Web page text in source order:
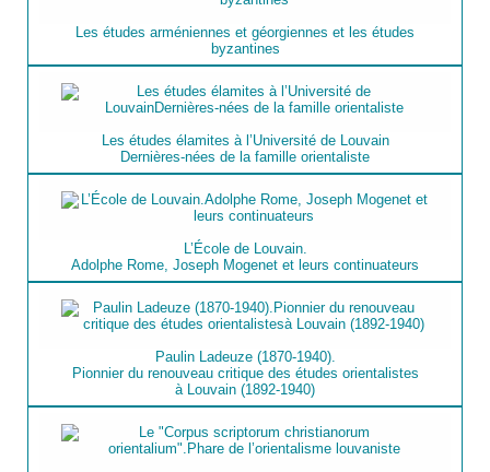
Les études arméniennes et géorgiennes et les études
byzantines
Les études élamites à l’Université de Louvain
Dernières-nées de la famille orientaliste
L’École de Louvain.
Adolphe Rome, Joseph Mogenet et leurs continuateurs
Paulin Ladeuze (1870-1940).
Pionnier du renouveau critique des études orientalistes
à Louvain (1892-1940)